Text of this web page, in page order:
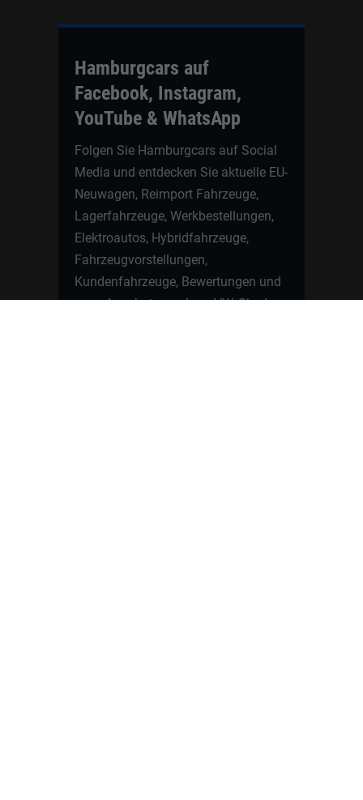
Hamburgcars auf
Facebook, Instagram,
YouTube & WhatsApp
Folgen Sie Hamburgcars auf Social
Media und entdecken Sie aktuelle EU-
Neuwagen, Reimport Fahrzeuge,
Lagerfahrzeuge, Werkbestellungen,
Elektroautos, Hybridfahrzeuge,
Fahrzeugvorstellungen,
Kundenfahrzeuge, Bewertungen und
neue Angebote rund um VW, Skoda,